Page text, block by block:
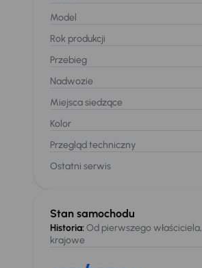
Model
Rok produkcji
Przebieg
Nadwozie
Miejsca siedzące
Kolor
Przegląd techniczny
Ostatni serwis
Stan samochodu
Historia:Od pierwszego
krajowe